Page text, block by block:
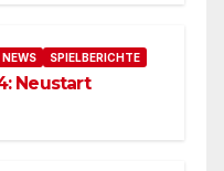
NEWS SPIELBERICHTE
Neustart